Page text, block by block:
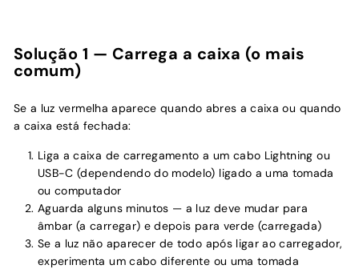
Solução 1 — Carrega a caixa (o mais
comum)
Se a luz vermelha aparece quando abres a caixa ou quando
a caixa está fechada:
Liga a caixa de carregamento a um cabo Lightning ou
USB-C (dependendo do modelo) ligado a uma tomada
ou computador
Aguarda alguns minutos — a luz deve mudar para
âmbar (a carregar) e depois para verde (carregada)
Se a luz não aparecer de todo após ligar ao carregador,
experimenta um cabo diferente ou uma tomada